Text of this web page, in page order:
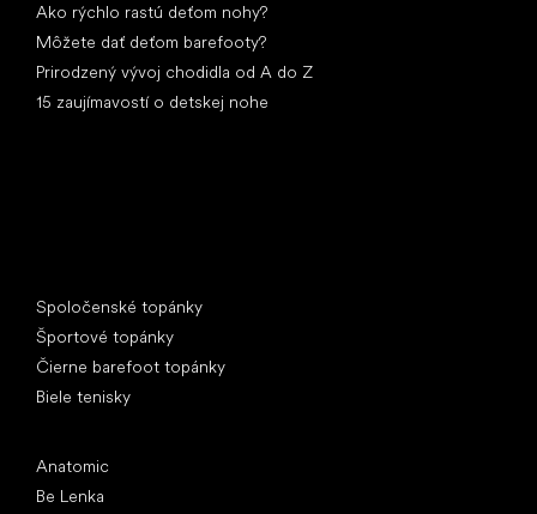
Ako rýchlo rastú deťom nohy?
Môžete dať deťom barefooty?
Prirodzený vývoj chodidla od A do Z
15 zaujímavostí o detskej nohe
Spoločenské topánky
Športové topánky
Čierne barefoot topánky
Biele tenisky
Anatomic
Be Lenka